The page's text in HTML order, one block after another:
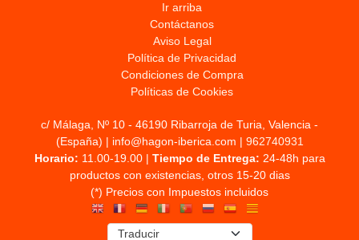
Ir arriba
Contáctanos
Aviso Legal
Política de Privacidad
Condiciones de Compra
Políticas de Cookies
c/ Málaga, Nº 10 - 46190 Ribarroja de Turia, Valencia -
(España) | info@hagon-iberica.com | 962740931
Horario: 11.00-19.00 | Tiempo de Entrega: 24-48h para
productos con existencias, otros 15-20 dias
(*) Precios con Impuestos incluidos